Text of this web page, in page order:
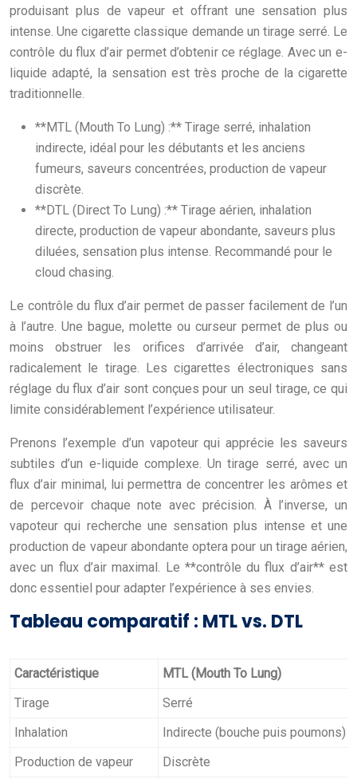
produisant plus de vapeur et offrant une sensation plus
intense. Une cigarette classique demande un tirage serré. Le
contrôle du flux d’air permet d’obtenir ce réglage. Avec un e-
liquide adapté, la sensation est très proche de la cigarette
traditionnelle.
**MTL (Mouth To Lung) :** Tirage serré, inhalation
indirecte, idéal pour les débutants et les anciens
fumeurs, saveurs concentrées, production de vapeur
discrète.
**DTL (Direct To Lung) :** Tirage aérien, inhalation
directe, production de vapeur abondante, saveurs plus
diluées, sensation plus intense. Recommandé pour le
cloud chasing.
Le contrôle du flux d’air permet de passer facilement de l’un
à l’autre. Une bague, molette ou curseur permet de plus ou
moins obstruer les orifices d’arrivée d’air, changeant
radicalement le tirage. Les cigarettes électroniques sans
réglage du flux d’air sont conçues pour un seul tirage, ce qui
limite considérablement l’expérience utilisateur.
Prenons l’exemple d’un vapoteur qui apprécie les saveurs
subtiles d’un e-liquide complexe. Un tirage serré, avec un
flux d’air minimal, lui permettra de concentrer les arômes et
de percevoir chaque note avec précision. À l’inverse, un
vapoteur qui recherche une sensation plus intense et une
production de vapeur abondante optera pour un tirage aérien,
avec un flux d’air maximal. Le **contrôle du flux d’air** est
donc essentiel pour adapter l’expérience à ses envies.
Tableau comparatif : MTL vs. DTL
Caractéristique MTL (Mouth To Lung)
Tirage
Serré
Inhalation
Indirecte (bouche puis poumons)
Production de vapeur
Discrète